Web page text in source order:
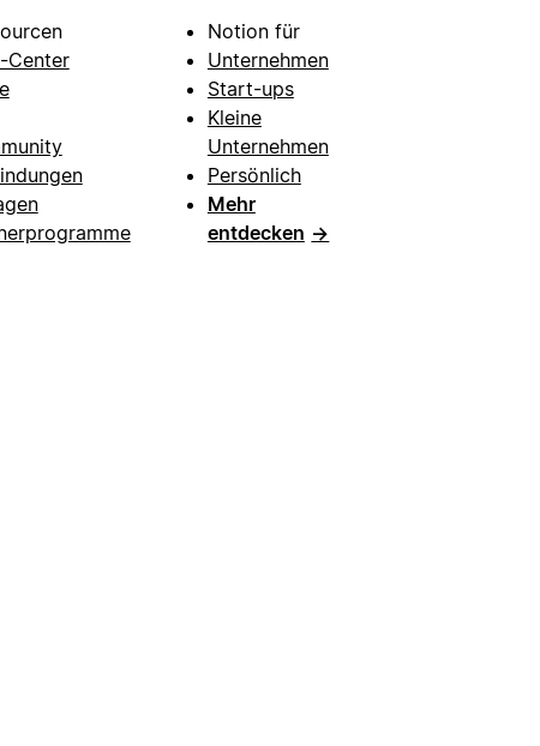
Center
Notion für
Unternehmen
Start-ups
Kleine
Unternehmen
Persönlich
Mehr
entdecken →